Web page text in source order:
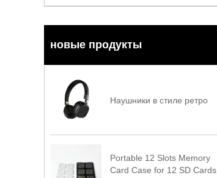
новые продукты
Наушники в стиле ретро
Portable 12 Slots Memory
Card Case for 12 SD Cards